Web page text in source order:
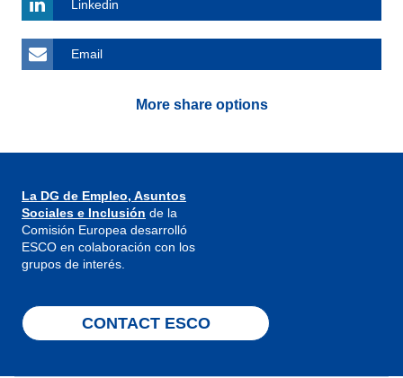
Linkedin
Email
More share options
La DG de Empleo, Asuntos
Sociales e Inclusión de la
Comisión Europea desarrolló
ESCO en colaboración con los
grupos de interés.
CONTACT ESCO